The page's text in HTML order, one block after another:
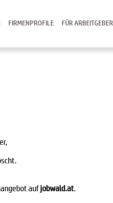
FÜR ARBEITGEBER
FIRMENPROFILE
aufjobwald.at